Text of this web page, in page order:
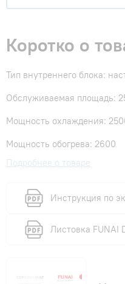
Коротко о
Тип внутреннего блока:
Обслуживаемая площадь:
Мощность охлаждения:
Мощность обогрева: 2600
Подробнее о товаре
Инструкция по
Листовка FUNAI